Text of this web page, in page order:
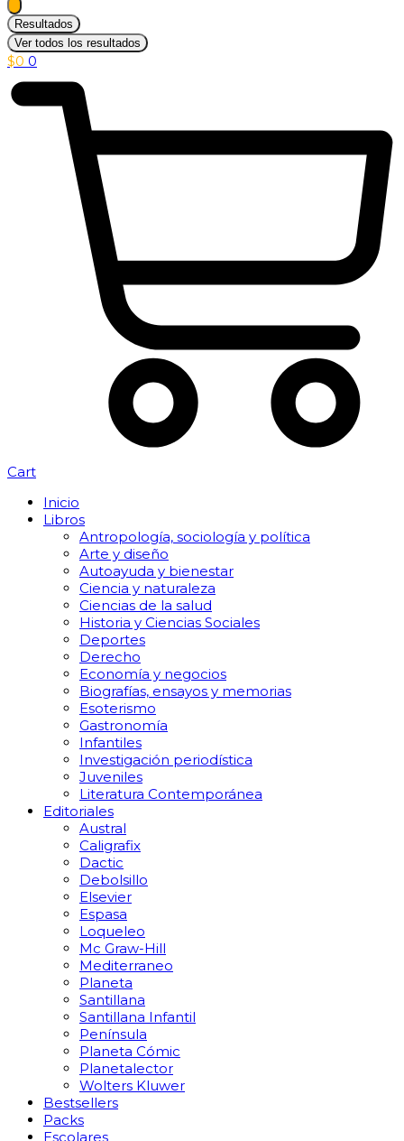
Resultados
Ver todos los resultados
$0 0
Cart
Inicio
Libros
Antropología, sociología y política
Arte y diseño
Autoayuda y bienestar
Ciencia y naturaleza
Ciencias de la salud
Historia y Ciencias Sociales
Deportes
Derecho
Economía y negocios
Biografías, ensayos y memorias
Esoterismo
Gastronomía
Infantiles
Investigación periodística
Juveniles
Literatura Contemporánea
Editoriales
Austral
Caligrafix
Dactic
Debolsillo
Elsevier
Espasa
Loqueleo
Mc Graw-Hill
Mediterraneo
Planeta
Santillana
Santillana Infantil
Península
Planeta Cómic
Planetalector
Wolters Kluwer
Bestsellers
Packs
Escolares